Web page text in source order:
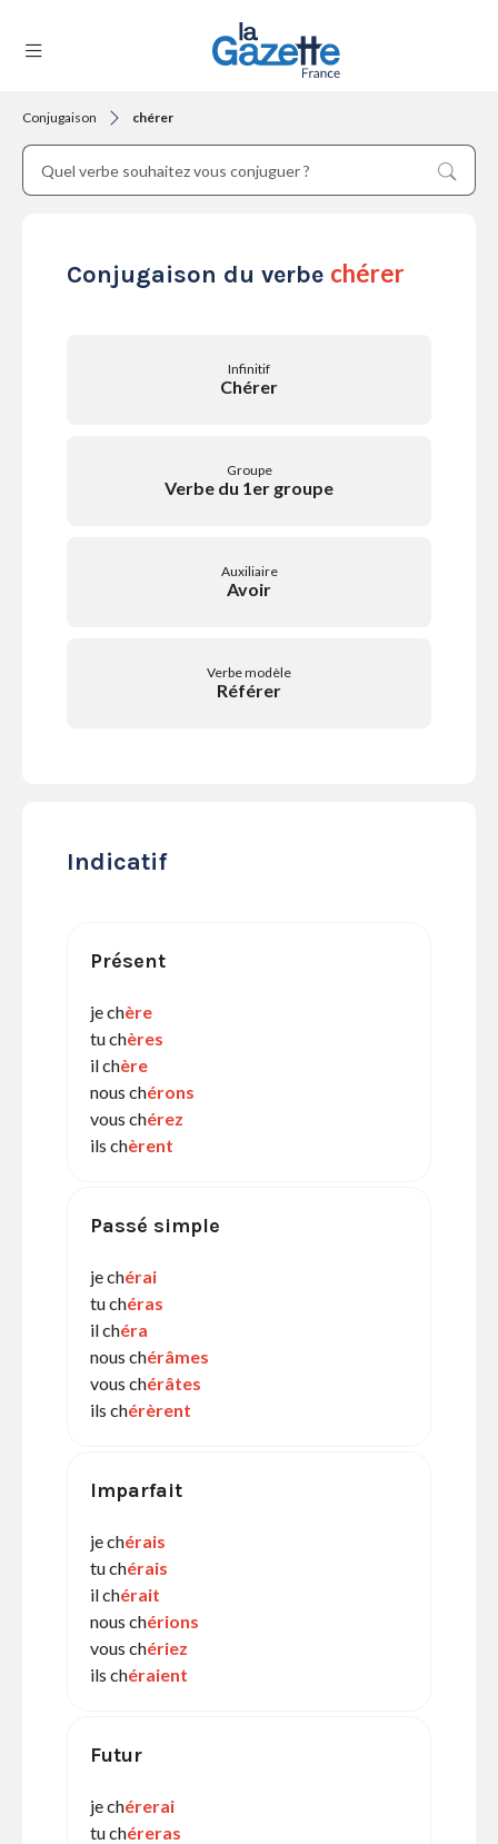
THÉMATIQUES
Conjugaison chérer
Conjugaison du verbe chérer
Infinitif
Chérer
Groupe
Verbe du 1er groupe
Auxiliaire
Avoir
Verbe modèle
Référer
Indicatif
Présent
je chère
tu chères
il chère
nous chérons
vous chérez
ils chèrent
Passé simple
je chérai
tu chéras
il chéra
nous chérâmes
vous chérâtes
ils chérèrent
Imparfait
je chérais
tu chérais
il chérait
nous chérions
vous chériez
ils chéraient
Futur
je chérerai
tu chéreras